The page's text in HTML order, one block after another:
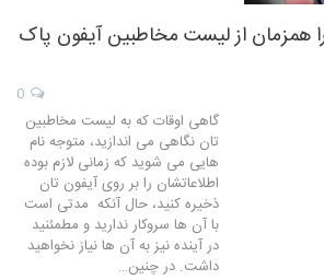
همزمان از لیست مخاطبین آیفون پاک
گاهی اوقات که به لیست مخاطبین
تان نگاهی می اندازید، متوجه نام
هایی می شوید که زمانی لازم بوده
اطلاعاتشان را بر روی آیفون تان
ذخیره کنید، حال آنکه مدتی است
با آن ها سروکار ندارید و مطمئنید
در آینده نیز به آن ها نیاز نخواهید
داشت. در چنین…